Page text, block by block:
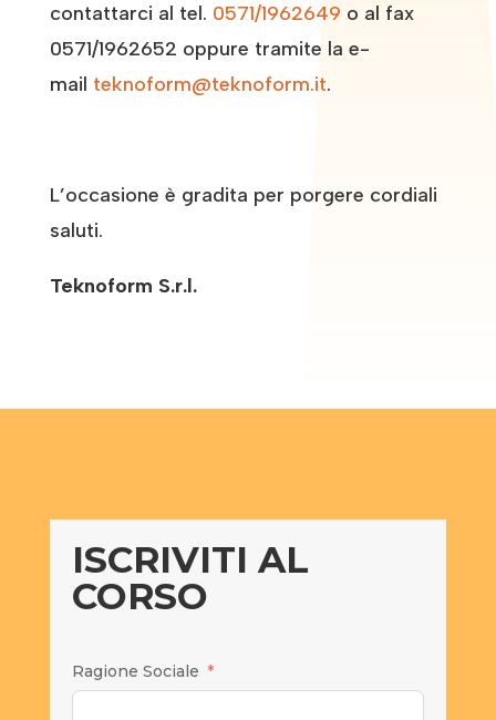
contattarci al tel. 0571/1962649 o al fax
0571/1962652 oppure tramite la e-
mail teknoform@teknoform.it.
L’occasione è gradita per porgere cordiali
saluti.
Teknoform S.r.l.
ISCRIVITI AL
CORSO
Ragione Sociale